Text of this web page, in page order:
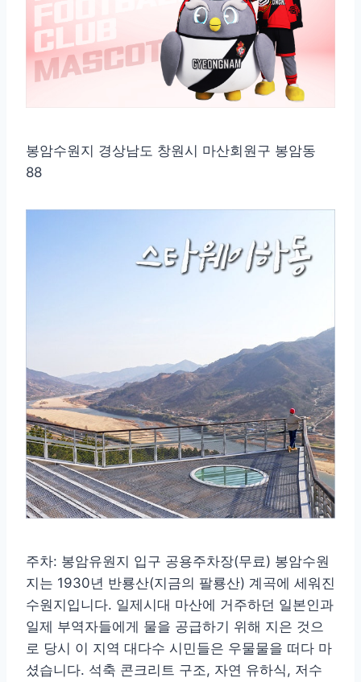
봉암수원지 경상남도 창원시 마산회원구 봉암동
88
주차: 봉암유원지 입구 공용주차장(무료) 봉암수원
지는 1930년 반룡산(지금의 팔룡산) 계곡에 세워진
수원지입니다. 일제시대 마산에 거주하던 일본인과
일제 부역자들에게 물을 공급하기 위해 지은 것으
로 당시 이 지역 대다수 시민들은 우물물을 떠다 마
셨습니다. 석축 콘크리트 구조, 자연 유하식, 저수